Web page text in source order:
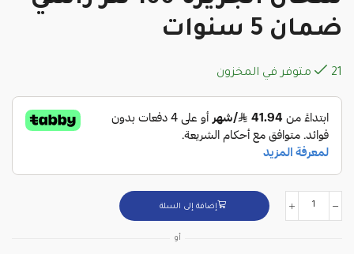
ضمان 5 سنوات
21 متوفر في المخزون
إضافة إلى السلة
أو